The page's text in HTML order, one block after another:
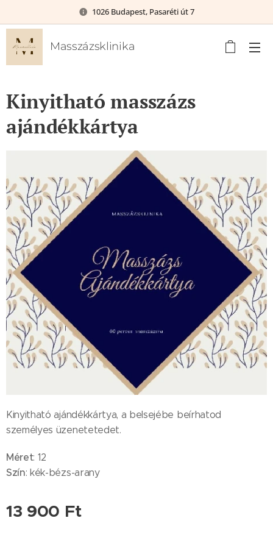
1026 Budapest, Pasaréti út 7
Masszázsklinika
Kinyitható masszázs
ajándékkártya
Kinyitható ajándékkártya, a belsejébe beírhatod
személyes üzenetetedet.
Méret: 12
Szín: kék-bézs-arany
13 900 Ft